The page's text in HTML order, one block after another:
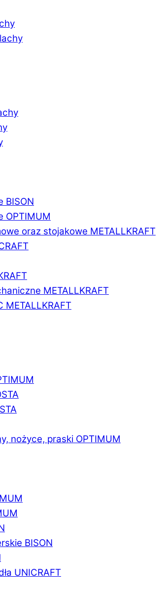
BISON
OPTIMUM
oraz stojakowe METALLKRAFT
METALLKRAFT
METALLKRAFT
nożyce, praski OPTIMUM
BISON
UNICRAFT